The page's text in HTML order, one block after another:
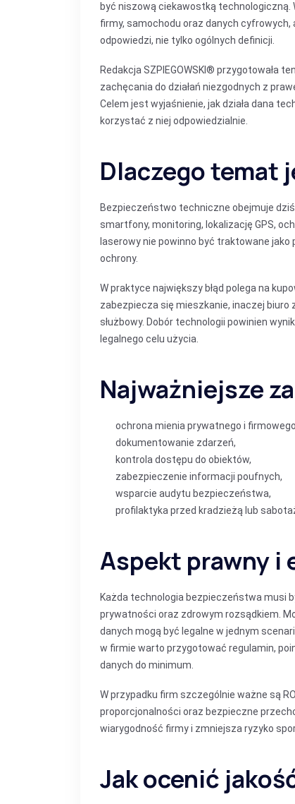
być niszową ciekawostką
firmy, samochodu oraz danych
odpowiedzi, nie tylko ogólnych definicji.
Redakcja SZPIEGOWSKI® przygotowała
zachęcania do działań niezgodnych z
Celem jest wyjaśnienie, jak działa dana
korzystać z niej odpowiedzialnie.
Dlaczego temat
Bezpieczeństwo techniczne obejmuje
smartfony, monitoring, lokalizację GPS,
laserowy nie powinno być traktowane
ochrony.
W praktyce największy błąd polega na
zabezpiecza się mieszkanie, inaczej
służbowy. Dobór technologii powinien
legalnego celu użycia.
Najważniejsze
ochrona mienia prywatnego i
dokumentowanie zdarzeń,
kontrola dostępu do obiektów,
zabezpieczenie informacji poufnych,
wsparcie audytu bezpieczeństwa,
profilaktyka przed kradzieżą lub
Aspekt prawny i
Każda technologia bezpieczeństwa musi
prywatności oraz zdrowym rozsądkiem.
danych mogą być legalne w jednym
w firmie warto przygotować regulamin,
danych do minimum.
W przypadku firm szczególnie ważne są
proporcjonalności oraz bezpieczne
wiarygodność firmy i zmniejsza ryzyko
Jak ocenić